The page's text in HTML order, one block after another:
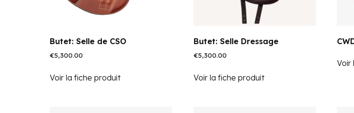
Butet: Selle de CSO
€5,300.00
Voir la fiche produit
Butet: Selle Dressage
€5,300.00
Voir la fiche produit
Voir